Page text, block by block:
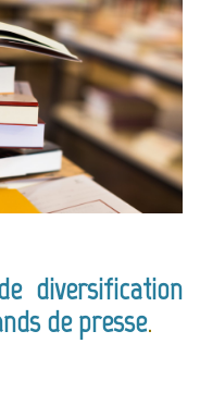
diversification
de presse.